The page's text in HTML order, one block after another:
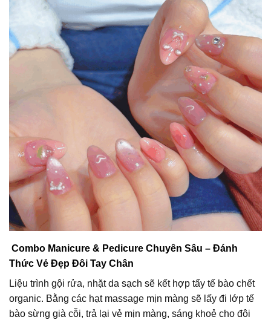
Combo Manicure & Pedicure Chuyên Sâu – Đánh
Thức Vẻ Đẹp Đôi Tay Chân
Liệu trình gội rửa, nhặt da sạch sẽ kết hợp tẩy tế bào chết
organic. Bằng các hạt massage mịn màng sẽ lấy đi lớp tế
bào sừng già cỗi, trả lại vẻ mịn màng, sáng khoẻ cho đôi